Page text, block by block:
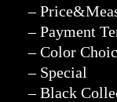
–
– Payment
– Color
– Special
– Black